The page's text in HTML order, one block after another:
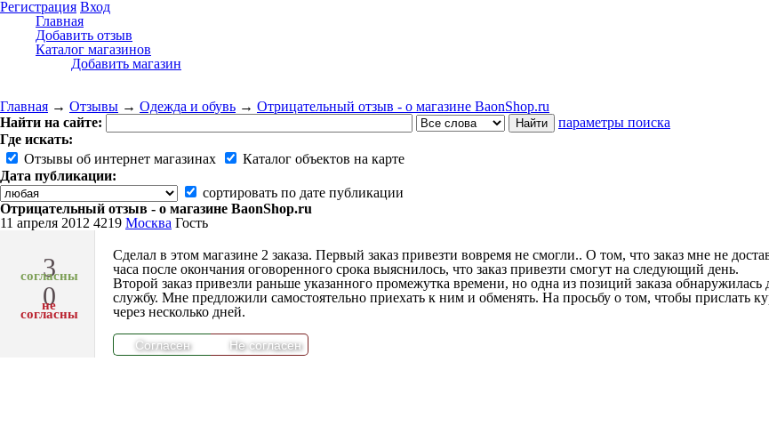
Регистрация Вход
Главная
Добавить отзыв
Каталог магазинов
Добавить магазин
Главная → Отзывы → Одежда и обувь → Отрицательный отзыв - о магазине BaonShop.ru
Найти на сайте:
параметры поиска
Где искать:
Отзывы об интернет магазинах
Каталог объектов на карте
Дата публикации:
сортировать по дате публикации
Отрицательный отзыв - о магазине BaonShop.ru
11 апреля 2012 4219 Москва Гость
3
согласны
0
не
согласны
Сделал в этом магазине 2 заказа. Первый заказ привезти вовремя не смогли.. О том, что заказ мне не
часа после окончания оговоренного срока выяснилось, что заказ привезти смогут на следующий день.
Второй заказ привезли раньше указанного промежутка времени, но одна из позиций заказа
службу. Мне предложили самостоятельно приехать к ним и обменять. На просьбу о том, чтобы прислать
через несколько дней.